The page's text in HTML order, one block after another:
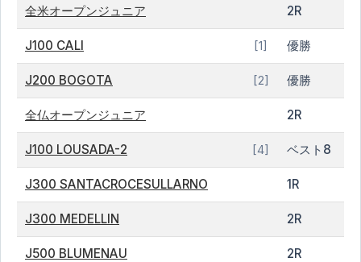
全米オープンジュニア 2R
J100 CALI [1] 優勝
J200 BOGOTA [2] 優勝
全仏オープンジュニア 2R
J100 LOUSADA-2 [4] ベスト8
J300 SANTACROCESULLARNO 1R
J300 MEDELLIN 2R
J500 BLUMENAU 2R